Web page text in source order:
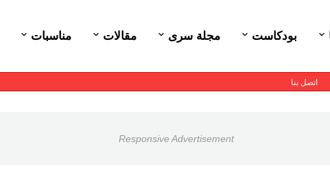
بودكاست مجلة سرى مقالات مناسبات
اتصل بنا
Responsive Advertisement